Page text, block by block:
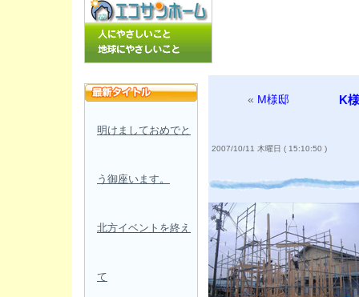
明けましておめでと
う御座います。
北方イベントを終え
て
« M様邸 K
2007/10/11 木曜日 ( 15:10:50 )